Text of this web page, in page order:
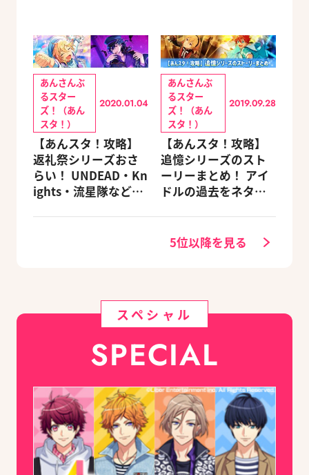
あんさんぶ
るスター
ズ！（あん
スタ！）
2020.01.04
【あんスタ！攻略】
返礼祭シリーズおさ
らい！ UNDEAD・Kn
ights・流星隊など、
あんさんぶ
るスター
ズ！（あん
スタ！）
2019.09.28
【あんスタ！攻略】
追憶シリーズのスト
ーリーまとめ！ アイ
ドルの過去をネタバ
5位以降を見る
スペシャル
SPECIAL